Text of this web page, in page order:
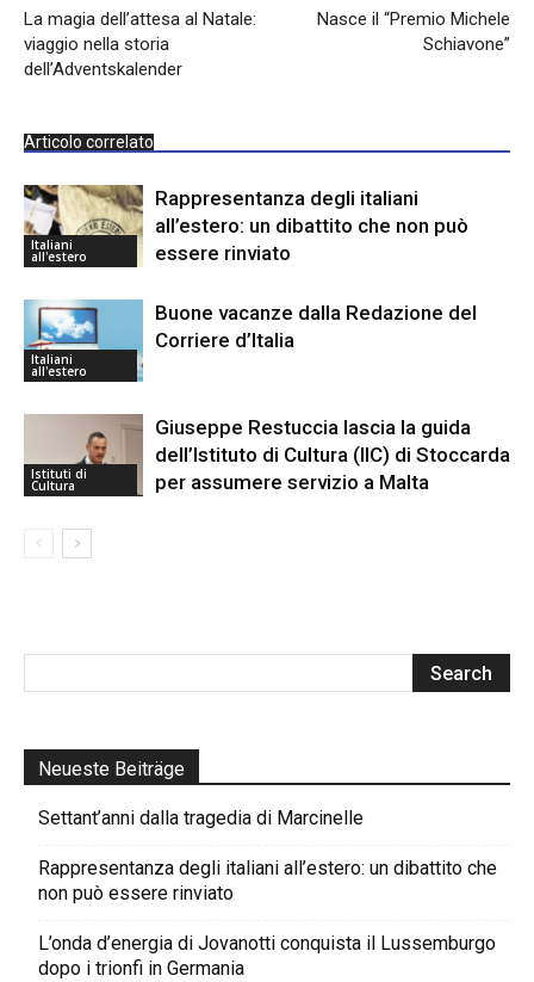
La magia dell’attesa al Natale:
viaggio nella storia
dell’Adventskalender
Nasce il “Premio Michele
Schiavone”
Articolo correlato
Italiani
all'estero
Rappresentanza degli italiani
all’estero: un dibattito che non può
essere rinviato
Italiani
all'estero
Buone vacanze dalla Redazione del
Corriere d’Italia
Istituti di
Cultura
Giuseppe Restuccia lascia la guida
dell’Istituto di Cultura (IIC) di Stoccarda
per assumere servizio a Malta
Neueste Beiträge
Settant’anni dalla tragedia di Marcinelle
Rappresentanza degli italiani all’estero: un dibattito che
non può essere rinviato
L’onda d’energia di Jovanotti conquista il Lussemburgo
dopo i trionfi in Germania